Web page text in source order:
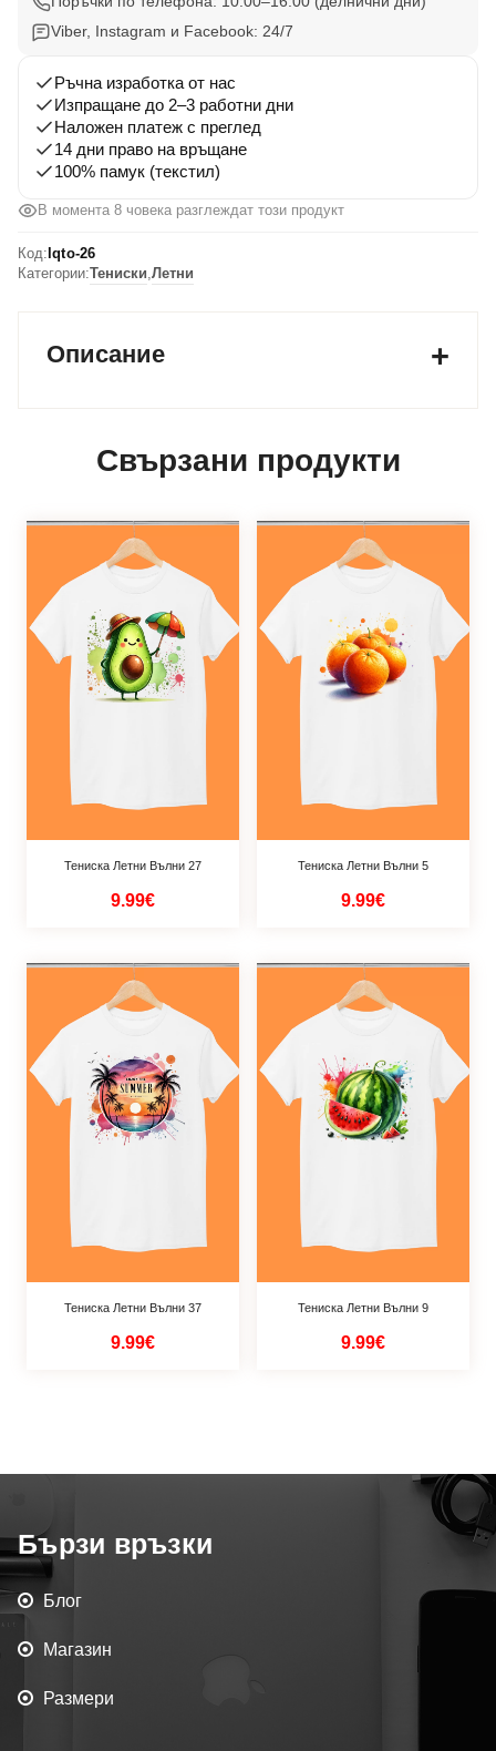
26
Viber, Instagram и Facebook: 24/7
Ръчна изработка от нас
Изпращане до 2–3 работни дни
Наложен платеж с преглед
14 дни право на връщане
100% памук (текстил)
В момента 8 човека разглеждат този продукт
Код: lqto-26
Категории:Тениски,Летни
Описание
Свързани продукти
Тениска Летни Вълни 27
9.99€
Тениска Летни Вълни 5
9.99€
Тениска Летни Вълни 37
9.99€
Тениска Летни Вълни 9
9.99€
Бързи връзки
Блог
Магазин
Размери